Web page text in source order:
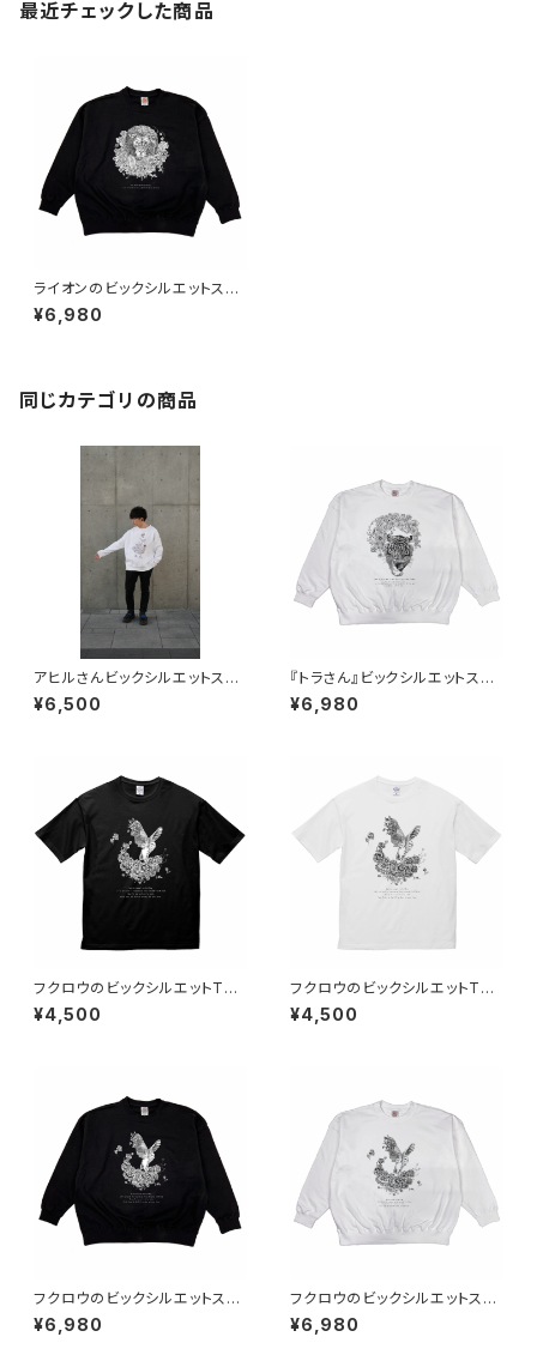
最近チェックした商品
ライオンのビックシルエットスウ
ェット（ブラック）
¥6,980
同じカテゴリの商品
アヒルさんビックシルエットスウ
ェット
¥6,500
『トラさん』ビックシルエットスウ
ェット ホワイト
¥6,980
フクロウのビックシルエットTシ
ャツ ブラック
¥4,500
フクロウのビックシルエットTシ
ャツ ホワイト
¥4,500
フクロウのビックシルエットスウ
ェット ブラック
¥6,980
フクロウのビックシルエットスウ
ェット ホワイト
¥6,980